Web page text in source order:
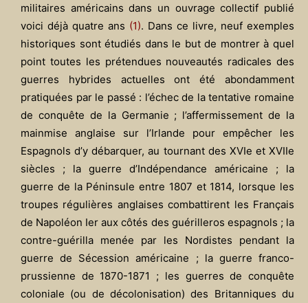
militaires américains dans un ouvrage collectif publié
voici déjà quatre ans (1). Dans ce livre, neuf exemples
historiques sont étudiés dans le but de montrer à quel
point toutes les prétendues nouveautés radicales des
guerres hybrides actuelles ont été abondamment
pratiquées par le passé : l’échec de la tentative romaine
de conquête de la Germanie ; l’affermissement de la
mainmise anglaise sur l’Irlande pour empêcher les
Espagnols d’y débarquer, au tournant des XVIe et XVIIe
siècles ; la guerre d’Indépendance américaine ; la
guerre de la Péninsule entre 1807 et 1814, lorsque les
troupes régulières anglaises combattirent les Français
de Napoléon Ier aux côtés des guérilleros espagnols ; la
contre-guérilla menée par les Nordistes pendant la
guerre de Sécession américaine ; la guerre franco-
prussienne de 1870-1871 ; les guerres de conquête
coloniale (ou de décolonisation) des Britanniques du